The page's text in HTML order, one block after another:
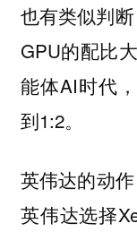
也有类似判
GPU的配比
能体AI时代
到1:2。
英伟达的动
英伟达选择